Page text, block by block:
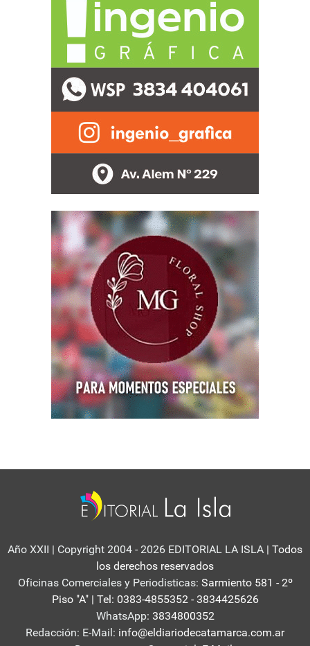
Año XXII | Copyright 2004 - 2026 EDITORIAL LA ISLA | Todos
los derechos reservados
Oficinas Comerciales y Periodisticas: Sarmiento 581 - 2º
Piso "A" | Tel: 0383-4855352 - 3834425626
WhatsApp: 3834800352
Redacción: E-Mail: info@eldiariodecatamarca.com.ar